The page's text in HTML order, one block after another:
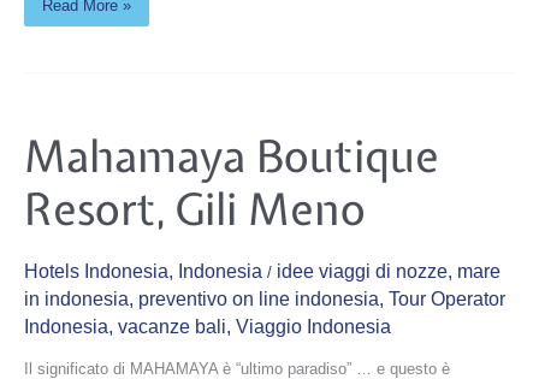
Read More »
Mahamaya Boutique
Resort, Gili Meno
Hotels Indonesia, Indonesia / idee viaggi di nozze, mare
in indonesia, preventivo on line indonesia, Tour Operator
Indonesia, vacanze bali, Viaggio Indonesia
Il significato di MAHAMAYA è “ultimo paradiso” … e questo è
Mahamaya
Boutique
Resort,
Gili
Meno